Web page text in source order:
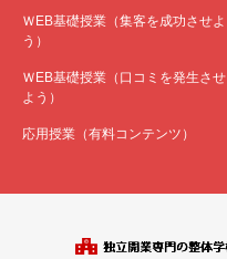
ＷEB基礎授業（集客を成功させよ
う）
ＷEB基礎授業（口コミを発生させ
よう）
応用授業（有料コンテンツ）